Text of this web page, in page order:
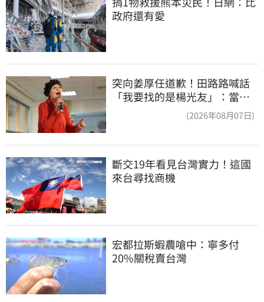
政府還有愛
突向姜厚任道歉！田路路喊話
「我要找的是楊光友」：當時
(2026年08月07日)
斷交19年看見台灣實力！這國
來台尋找商機
宏都拉斯蝦農嗆中：寧多付
20%關稅賣台灣